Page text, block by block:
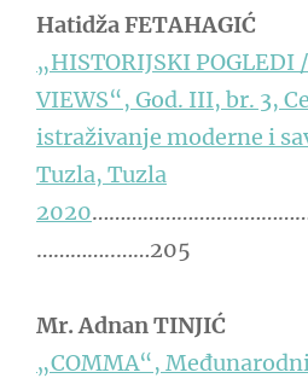
Hatidža FETAHAGIĆ
„HISTORIJSKI POGLEDI
VIEWS“, God. III, br. 3,
istraživanje moderne i
Tuzla, Tuzla
2020
…………..……205
Mr. Adnan TINJIĆ
„COMMA“,